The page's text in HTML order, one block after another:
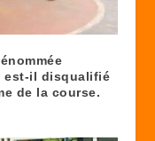
est-il disqualifié
de la course.